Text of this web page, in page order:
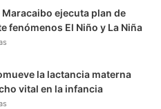
ejecuta plan de
fenómenos El Niño y La Niña
la lactancia materna
vital en la infancia